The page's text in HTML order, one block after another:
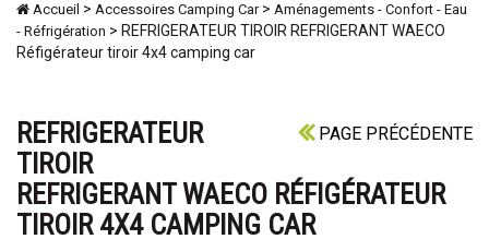
Accueil > Accessoires Camping Car> Aménagements - Confort - Eau
- Réfrigération > REFRIGERATEUR TIROIR REFRIGERANT WAECO
Réfigérateur tiroir 4x4 camping car
PAGE PRÉCÉDENTE
REFRIGERATEUR
TIROIR
REFRIGERANT WAECO RÉFIGÉRATEUR
TIROIR 4X4 CAMPING CAR